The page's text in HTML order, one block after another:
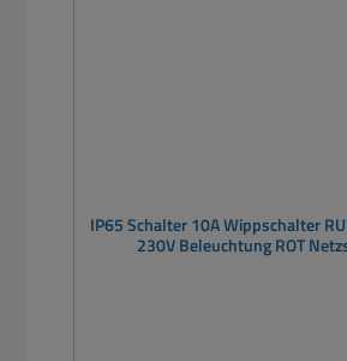
IP65 Schalter 10A Wippschalter
230V Beleuchtung ROT